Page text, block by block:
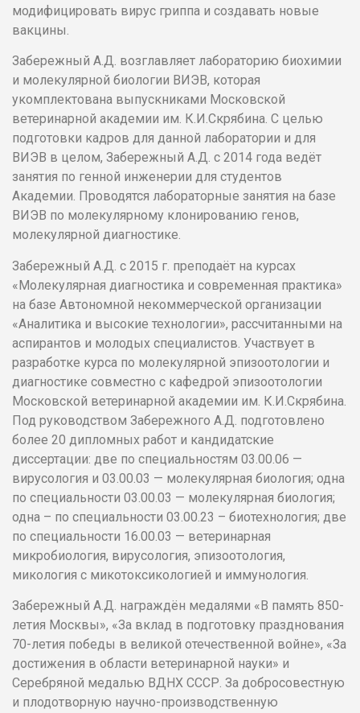
модифицировать вирус гриппа и создавать новые
вакцины.
Забережный А.Д. возглавляет лабораторию биохимии
и молекулярной биологии ВИЭВ, которая
укомплектована выпускниками Московской
ветеринарной академии им. К.И.Скрябина. С целью
подготовки кадров для данной лаборатории и для
ВИЭВ в целом, Забережный А.Д. с 2014 года ведёт
занятия по генной инженерии для студентов
Академии. Проводятся лабораторные занятия на базе
ВИЭВ по молекулярному клонированию генов,
молекулярной диагностике.
Забережный А.Д. с 2015 г. преподаёт на курсах
«Молекулярная диагностика и современная практика»
на базе Автономной некоммерческой организации
«Аналитика и высокие технологии», рассчитанными на
аспирантов и молодых специалистов. Участвует в
разработке курса по молекулярной эпизоотологии и
диагностике совместно с кафедрой эпизоотологии
Московской ветеринарной академии им. К.И.Скрябина.
Под руководством Забережного А.Д. подготовлено
более 20 дипломных работ и кандидатские
диссертации: две по специальностям 03.00.06 —
вирусология и 03.00.03 — молекулярная биология; одна
по специальности 03.00.03 — молекулярная биология;
одна – по специальности 03.00.23 – биотехнология; две
по специальности 16.00.03 — ветеринарная
микробиология, вирусология, эпизоотология,
микология с микотоксикологией и иммунология.
Забережный А.Д. награждён медалями «В память 850-
летия Москвы», «За вклад в подготовку празднования
70-летия победы в великой отечественной войне», «За
достижения в области ветеринарной науки» и
Серебряной медалью ВДНХ СССР. За добросовестную
и плодотворную научно-производственную